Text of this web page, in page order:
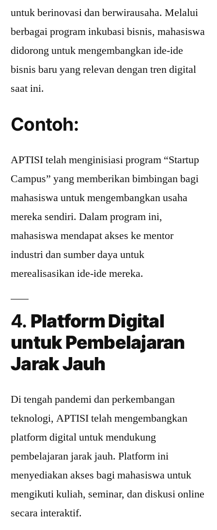
untuk berinovasi dan berwirausaha. Melalui
berbagai program inkubasi bisnis, mahasiswa
didorong untuk mengembangkan ide-ide
bisnis baru yang relevan dengan tren digital
saat ini.
Contoh:
APTISI telah menginisiasi program “Startup
Campus” yang memberikan bimbingan bagi
mahasiswa untuk mengembangkan usaha
mereka sendiri. Dalam program ini,
mahasiswa mendapat akses ke mentor
industri dan sumber daya untuk
merealisasikan ide-ide mereka.
4. Platform Digital
untuk Pembelajaran
Jarak Jauh
Di tengah pandemi dan perkembangan
teknologi, APTISI telah mengembangkan
platform digital untuk mendukung
pembelajaran jarak jauh. Platform ini
menyediakan akses bagi mahasiswa untuk
mengikuti kuliah, seminar, dan diskusi online
secara interaktif.